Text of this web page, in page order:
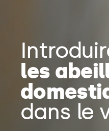
les
dans le